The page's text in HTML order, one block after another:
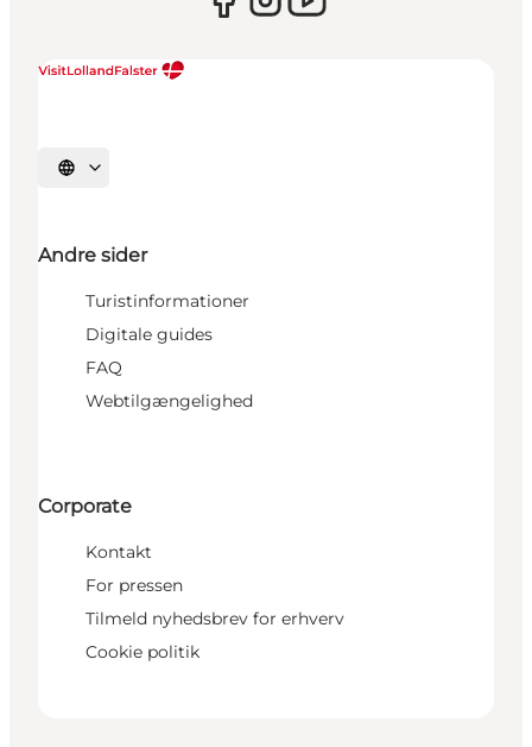
Vælg sprog
Andre sider
Turistinformationer
Digitale guides
FAQ
Webtilgængelighed
Corporate
Kontakt
For pressen
Tilmeld nyhedsbrev for erhverv
Cookie politik